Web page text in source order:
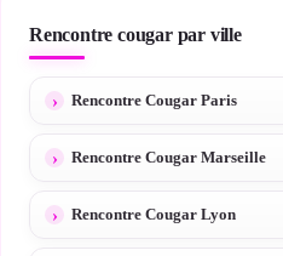
Rencontre cougar par ville
Rencontre Cougar Paris
Rencontre Cougar Marseille
Rencontre Cougar Lyon